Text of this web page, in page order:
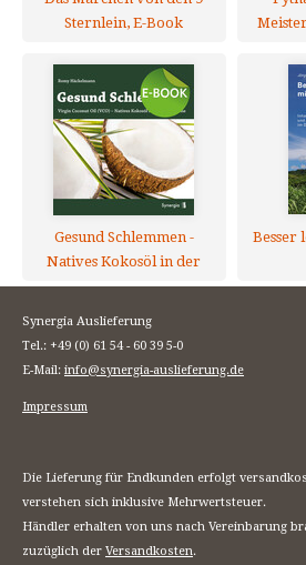
Sternlein, E-Book
Gesund Schlemmen -
Natives Kokosöl in der
Naturküche, E-Book
Besser
Synergia Auslieferung
Tel.: +49 (0) 61 54 - 60 39 5-0
E-Mail: info@synergia-auslieferung.de
Impressum
Die Lieferung für Endkunden erfolgt
verstehen sich inklusive Mehrwertsteuer.
Händler erhalten von uns nach Vereinbarung
zuzüglich der Versandkosten.